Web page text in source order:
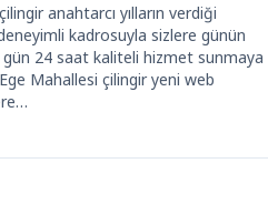
anahtarcı yılların verdiği
kadrosuyla sizlere günün
24 saat kaliteli hizmet sunmaya
Mahallesi çilingir yeni web